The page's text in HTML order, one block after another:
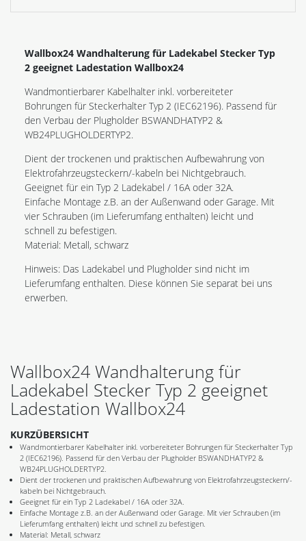
Wallbox24 Wandhalterung für Ladekabel Stecker Typ
2 geeignet Ladestation Wallbox24
Wandmontierbarer Kabelhalter inkl. vorbereiteter
Bohrungen für Steckerhalter Typ 2 (IEC62196). Passend für
den Verbau der Plugholder BSWANDHATYP2 &
WB24PLUGHOLDERTYP2.
Dient der trockenen und praktischen Aufbewahrung von
Elektrofahrzeugsteckern/-kabeln bei Nichtgebrauch.
Geeignet für ein Typ 2 Ladekabel / 16A oder 32A.
Einfache Montage z.B. an der Außenwand oder Garage. Mit
vier Schrauben (im Lieferumfang enthalten) leicht und
schnell zu befestigen.
Material: Metall, schwarz
Hinweis: Das Ladekabel und Plugholder sind nicht im
Lieferumfang enthalten. Diese können Sie separat bei uns
erwerben.
Wallbox24 Wandhalterung für
Ladekabel Stecker Typ 2 geeignet
Ladestation Wallbox24
KURZÜBERSICHT
Wandmontierbarer Kabelhalter inkl. vorbereiteter Bohrungen für Steckerhalter Typ
2 (IEC62196). Passend für den Verbau der Plugholder BSWANDHATYP2 &
WB24PLUGHOLDERTYP2.
Dient der trockenen und praktischen Aufbewahrung von Elektrofahrzeugsteckern/-
kabeln bei Nichtgebrauch.
Geeignet für ein Typ 2 Ladekabel / 16A oder 32A.
Einfache Montage z.B. an der Außenwand oder Garage. Mit vier Schrauben (im
Lieferumfang enthalten) leicht und schnell zu befestigen.
Material: Metall, schwarz